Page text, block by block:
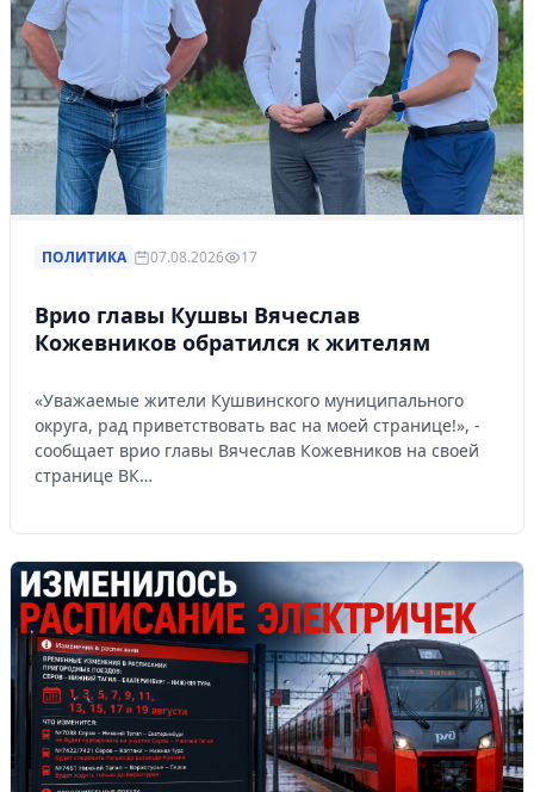
ПОЛИТИКА 07.08.2026 17
Врио главы Кушвы Вячеслав
Кожевников обратился к жителям
«Уважаемые жители Кушвинского муниципального
округа, рад приветствовать вас на моей странице!», -
сообщает врио главы Вячеслав Кожевников на своей
странице ВК…